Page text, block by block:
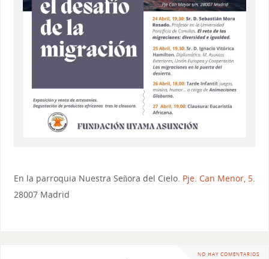
En la parroquia Nuestra Señora del Cielo. Pje. Can Menor, 5.
28007 Madrid
NO HAY COMENTARIOS